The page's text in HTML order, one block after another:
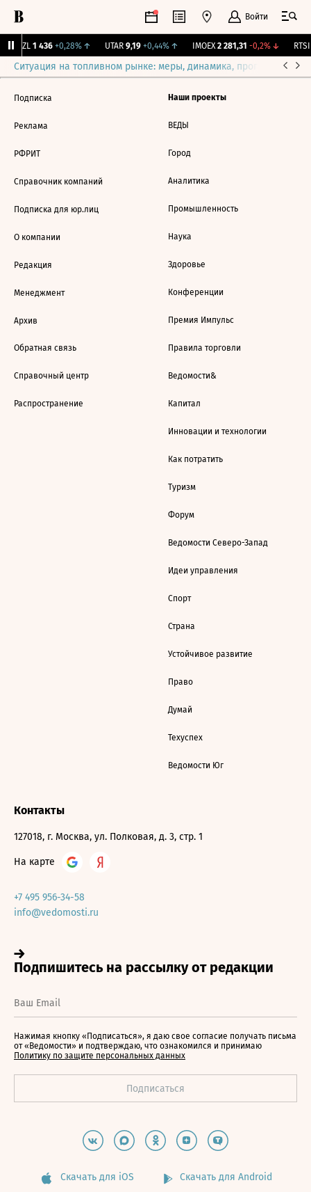
Войти
BRZL 1 436 +0,28%↑ UTAR 9,19 +0,44%↑ IMOEX 2 281,31 -0,2%↓ RTSI
Ситуация на топливном рынке: меры, динамика, прогнозы
Подписка
Реклама
РФРИТ
Справочник компаний
Подписка для юр.лиц
О компании
Редакция
Менеджмент
Архив
Обратная связь
Справочный центр
Распространение
Наши проекты
ВЕДЫ
Город
Аналитика
Промышленность
Наука
Здоровье
Конференции
Премия Импульс
Правила торговли
Ведомости&
Капитал
Инновации и технологии
Как потратить
Туризм
Форум
Ведомости Северо-Запад
Идеи управления
Спорт
Страна
Устойчивое развитие
Право
Думай
Техуспех
Ведомости Юг
Контакты
127018, г. Москва, ул. Полковая, д. 3, стр. 1
На карте
+7 495 956-34-58
info@vedomosti.ru
Нажимая кнопку «Подписаться», я даю свое согласие получать письма
от «Ведомости» и подтверждаю, что ознакомился и принимаю
Политику по защите персональных данных
Скачать для iOS Скачать для Android